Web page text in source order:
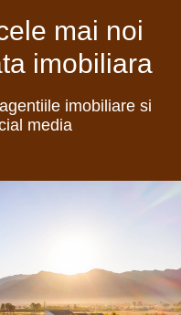
mai noi
imobiliara
imobiliare si
media